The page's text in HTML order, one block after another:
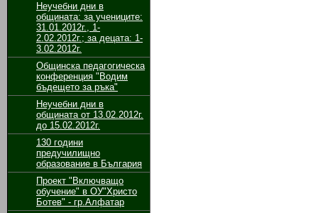
Неучебни дни в
общината: за учениците:
31.01.2012г., 1-
2.02.2012г.; за децата: 1-
3.02.2012г.
Общинска педагогическа
конференция "Водим
бъдещето за ръка"
Неучебни дни в
общината от 13.02.2012г.
до 15.02.2012г.
130 години
предучилищно
образование в България
Проект "Включващо
обучение" в ОУ"Христо
Ботев" - гр.Алфатар